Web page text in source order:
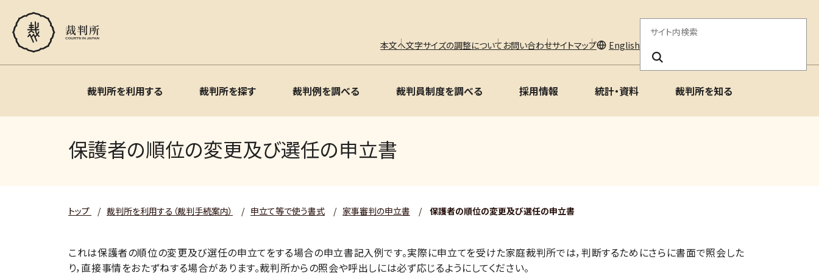
本文へ文字サイズの調整について お問い合わせサイトマップ English
サ
イ
ト
検
裁判所を利用する 裁判所を探す 裁判例を調べる 裁判員制度を調べる 採用情報 統計・資料 裁判所を知る
保護者の順位の変更及び選任の申立書
トップ / 裁判所を利用する（裁判手続案内） / 申立て等で使う書式 / 家事審判の申立書 / 保護者の順位の変更及び選任の申立書
これは保護者の順位の変更及び選任の申立てをする場合の申立書記入例です。実際に申立てを受けた家庭裁判所では，判断するためにさらに書面で照会した
り，直接事情をおたずねする場合があります。裁判所からの照会や呼出しには必ず応じるようにしてください。